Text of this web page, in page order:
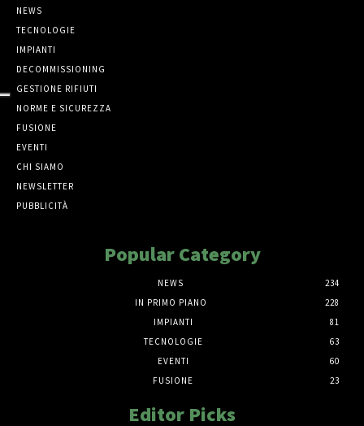
NEWS
TECNOLOGIE
IMPIANTI
DECOMMISSIONING
GESTIONE RIFIUTI
NORME E SICUREZZA
FUSIONE
EVENTI
CHI SIAMO
NEWSLETTER
PUBBLICITÀ
Popular Category
NEWS
234
IN PRIMO PIANO
228
IMPIANTI
81
TECNOLOGIE
63
EVENTI
60
FUSIONE
23
Editor Picks